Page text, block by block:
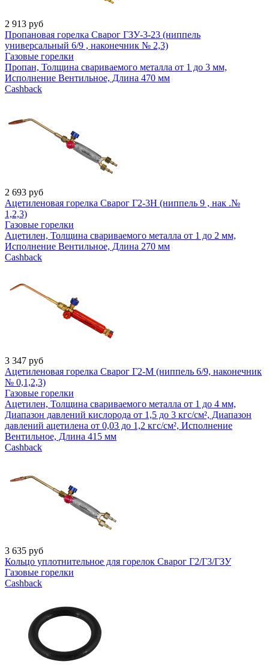
2 913 руб
Пропановая горелка Сварог ГЗУ-3-23 (ниппель
универсальный 6/9 , наконечник № 2,3)
Газовые горелки
Пропан, Толщина свариваемого металла от 1 до 3 мм,
Исполнение Вентильное, Длина 470 мм
Cashback
2 693 руб
Ацетиленовая горелка Сварог Г2-3Н (ниппель 9 , нак .№
1,2,3)
Газовые горелки
Ацетилен, Толщина свариваемого металла от 1 до 2 мм,
Исполнение Вентильное, Длина 270 мм
Cashback
3 347 руб
Ацетиленовая горелка Сварог Г2-М (ниппель 6/9, наконечник
№ 0,1,2,3)
Газовые горелки
Ацетилен, Толщина свариваемого металла от 1 до 4 мм,
Диапазон давлений кислорода от 1,5 до 3 кгс/см², Диапазон
давлений ацетилена от 0,03 до 1,2 кгс/см², Исполнение
Вентильное, Длина 415 мм
Cashback
3 635 руб
Кольцо уплотнительное для горелок Сварог Г2/Г3/ГЗУ
Газовые горелки
Cashback